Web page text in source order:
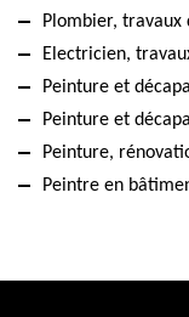
Plombier, travaux
Electricien,
Peinture et
Peinture et
Peinture,
Peintre en